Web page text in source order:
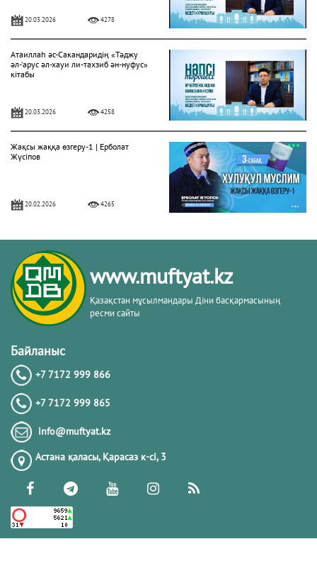
20.03.2026 4278
Атаиллаһ әс-Сакандаридің «Тәджу
әл-‘арус әл-хауи ли-тахзиб ән-нуфус»
кітабы
20.03.2026 4258
Жақсы жаққа өзгеру-1 | Ерболат
Жүсіпов
20.02.2026 4265
Жүрек сырлары 2-дәріс. Тәубе
тақырыбы. Әр-рисала әл-Қушайрия
кітабы негізінде
20.02.2026
20.02.2026
РАМАЗАН – РАХЫМ, КЕШІРІМ ЖӘНЕ
ТОЗАҚТАН ҚҰТЫЛУ АЙЫ
19.02.2026 7468
РАМАЗАН ҚАРСАҢЫНДАҒЫ
www.muftyat.kz
Қазақстан мұсылмандары Діни басқармасының
ресми сайты
Байланыс
+7 7172 999 866
+7 7172 999 865
info@muftyat.kz
Астана қаласы, Қарасаз к-сi, 3